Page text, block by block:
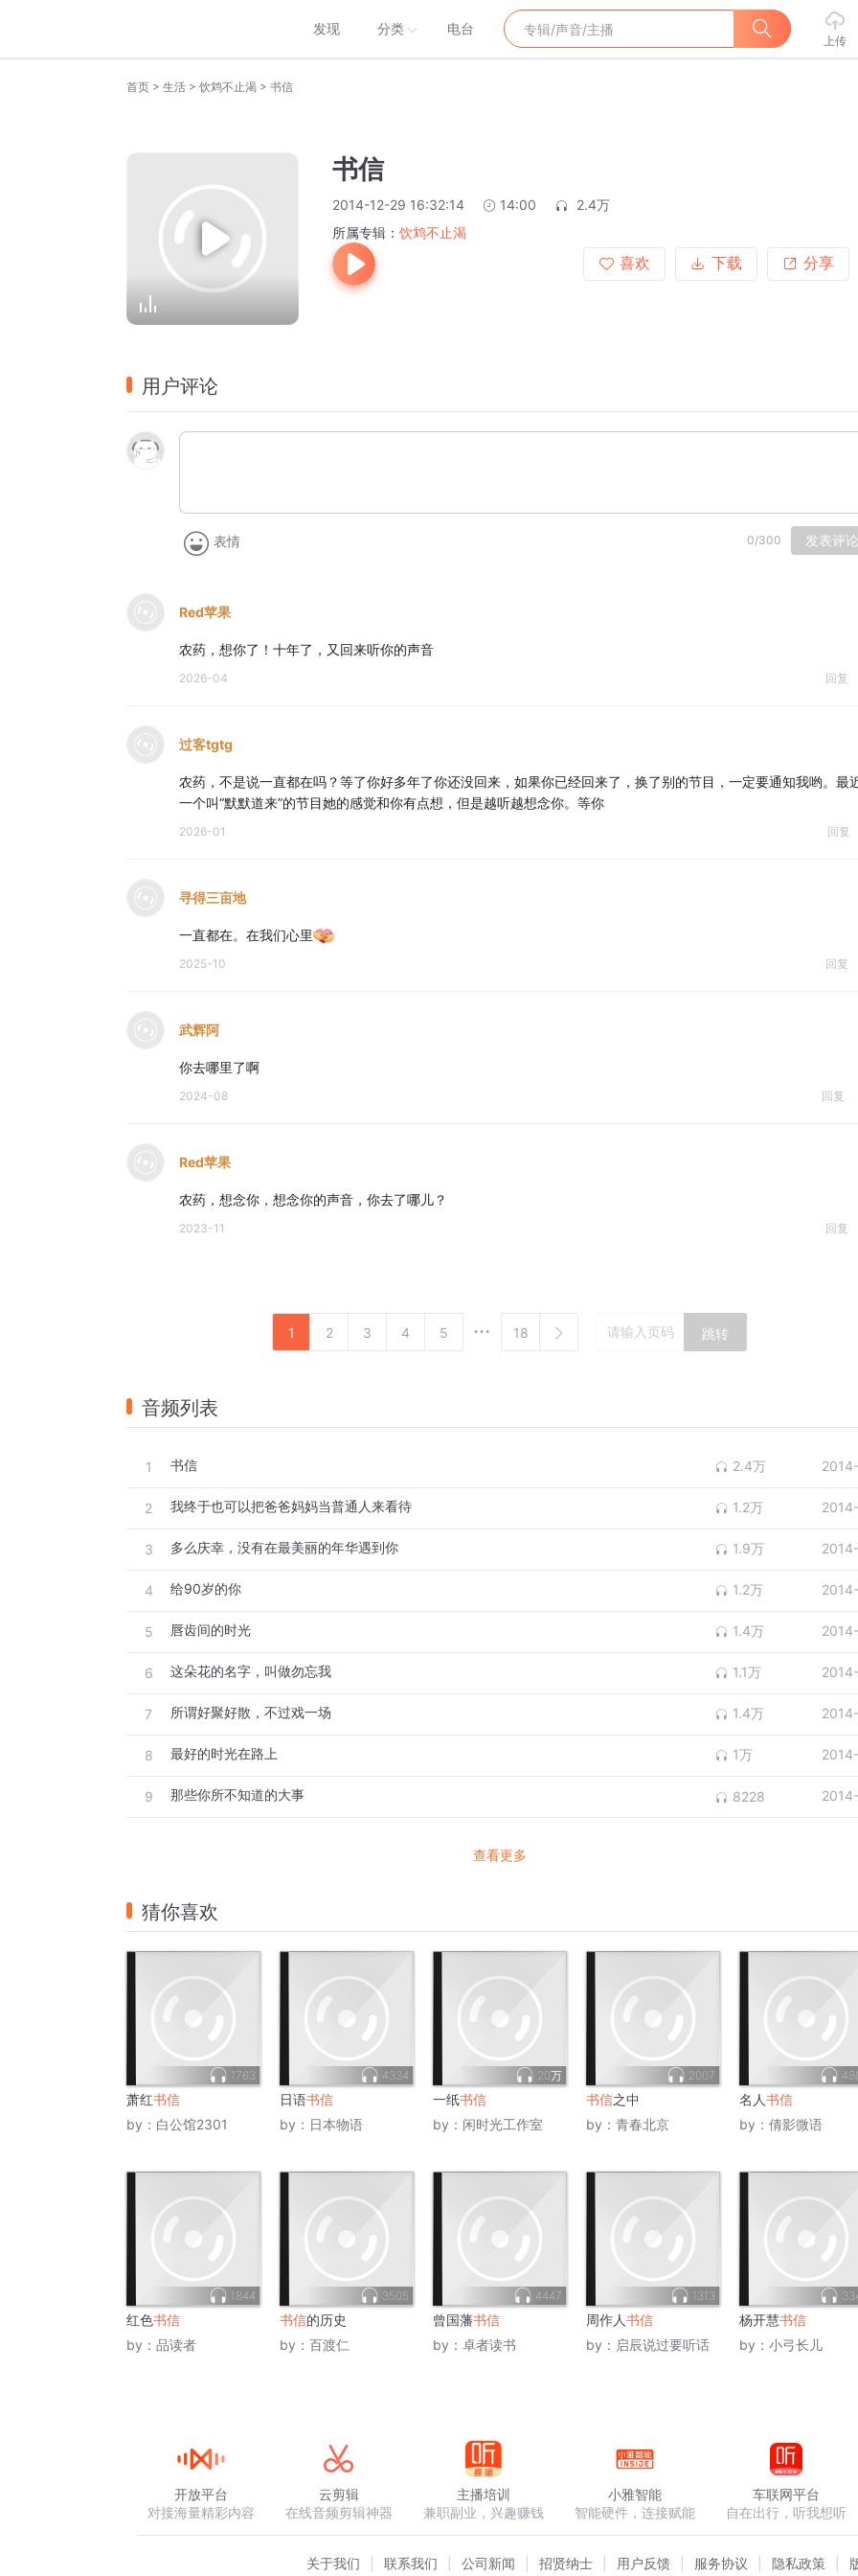
发现 分类 电台
上传
首页 > 生活 > 饮鸩不止渴 > 书信
书信
2014-12-29 16:32:14 14:00
2.4万
所属专辑： 饮鸩不止渴
喜欢
下载 分享
用户评论
表情 0/300 发表评论
Red苹果
农药，想你了！十年了，又回来听你的声音
2026-04 回复
过客tgtg
农药，不是说一直都在吗？等了你好多年了你还没回来，如果你已经回来了，换了别的节目，一定要通知我哟。最
一个叫“默默道来”的节目她的感觉和你有点想，但是越听越想念你。等你
2026-01 回复
寻得三亩地
一直都在。在我们心里
2025-10 回复
武辉阿
你去哪里了啊
2024-08 回复
Red苹果
农药，想念你，想念你的声音，你去了哪儿？
2023-11 回复
1 2 3 4 5 18 跳转
音频列表
1 书信 2.4万
2 我终于也可以把爸爸妈妈当普通人来看待 1.2万
3 多么庆幸，没有在最美丽的年华遇到你 1.9万
4 给90岁的你 1.2万
5 唇齿间的时光 1.4万
6 这朵花的名字，叫做勿忘我 1.1万
7 所谓好聚好散，不过戏一场 1.4万
8 最好的时光在路上 1万
9 那些你所不知道的大事 8228
查看更多
猜你喜欢
1763
萧红书信
by： 白公馆2301
4334
日语书信
by： 日本物语
20万
一纸书信
by： 闲时光工作室
2007
书信之中
by： 青春北京
名人书信
by： 倩影微语
1844
红色书信
by： 品读者
3505
书信的历史
by： 百渡仁
4447
曾国藩书信
by： 卓者读书
1313
周作人书信
by： 启辰说过要听话
杨开慧书信
by： 小弓长儿
开放平台
对接海量精彩内容
云剪辑
在线音频剪辑神器
主播培训
兼职副业，兴趣赚钱
小雅智能
智能硬件，连接赋能
车联网平台
自在出行，听我想听
关于我们 联系我们 公司新闻 招贤纳士 用户反馈 服务协议 隐私政策